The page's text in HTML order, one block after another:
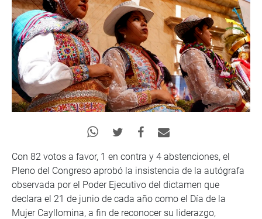
Con 82 votos a favor, 1 en contra y 4 abstenciones, el
Pleno del Congreso aprobó la insistencia de la autógrafa
observada por el Poder Ejecutivo del dictamen que
declara el 21 de junio de cada año como el Día de la
Mujer Cayllomina, a fin de reconocer su liderazgo,